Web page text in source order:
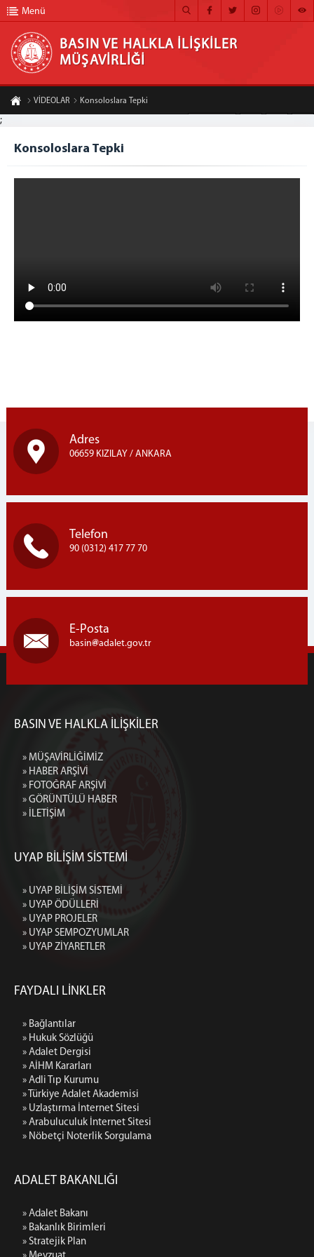
BASIN VE HALKLA İLİŞKİLER MÜŞAVİRLİĞİ
ANA SAYFA
MÜŞAVİRLİĞİMİZ
HABER ARŞİVİ
Menü
BASIN VE HALKLA İLİŞKİLER
MÜŞAVİRLİĞİ
VİDEOLAR Konsoloslara Tepki
;
Konsoloslara Tepki
Adres
06659 KIZILAY / ANKARA
Telefon
90 (0312) 417 77 70
E-Posta
basin adalet.gov.tr
BASIN VE HALKLA İLİŞKİLER
» MÜŞAVİRLİĞİMİZ
» HABER ARŞİVİ
» FOTOĞRAF ARŞİVİ
» GÖRÜNTÜLÜ HABER
» İLETİŞİM
UYAP BİLİŞİM SİSTEMİ
» UYAP BİLİŞİM SİSTEMİ
» UYAP ÖDÜLLERİ
» UYAP PROJELER
» UYAP SEMPOZYUMLAR
» UYAP ZİYARETLER
FAYDALI LİNKLER
» Bağlantılar
» Hukuk Sözlüğü
» Adalet Dergisi
» AİHM Kararları
» Adli Tıp Kurumu
» Türkiye Adalet Akademisi
» Uzlaştırma İnternet Sitesi
» Arabuluculuk İnternet Sitesi
» Nöbetçi Noterlik Sorgulama
ADALET BAKANLIĞI
» Adalet Bakanı
» Bakanlık Birimleri
» Stratejik Plan